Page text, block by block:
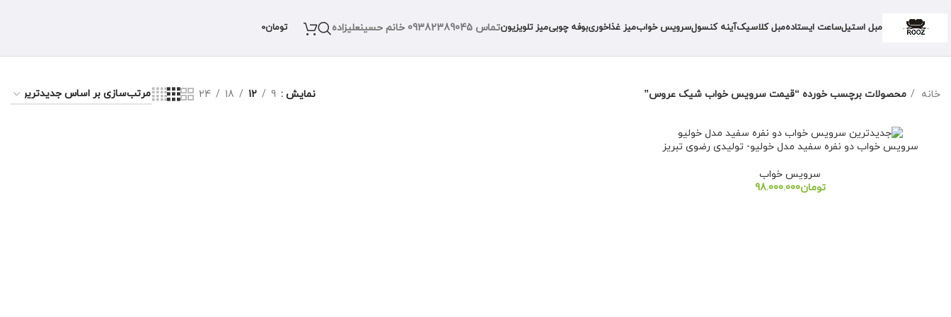
مبل استیلساعت ایستادهمبل کلاسیکآینه کنسولسرویس خوابمیز غذاخوریبوفه چوبیمیز تلویزیونتماس 09382389045 خانم حسینعلیزاده تومان0
خانه محصولات برچسب خورده “قیمت سرویس خواب شیک عروس” نمایش 9
12
18
24
سرویس خواب دو نفره سفید مدل خولیو- تولیدی رضوی تبریز
سرویس خواب
تومان